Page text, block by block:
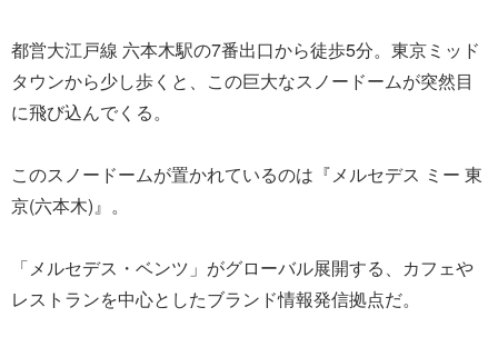
都営大江戸線 六本木駅の7番出口から徒歩5分。東京ミッド
タウンから少し歩くと、この巨大なスノードームが突然目
に飛び込んでくる。
このスノードームが置かれているのは『メルセデス ミー 東
京(六本木)』。
「メルセデス・ベンツ」がグローバル展開する、カフェや
レストランを中心としたブランド情報発信拠点だ。